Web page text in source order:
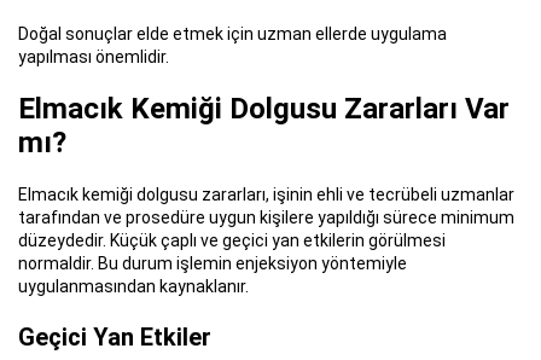
Doğal sonuçlar elde etmek için uzman ellerde uygulama
yapılması önemlidir.
Elmacık Kemiği Dolgusu Zararları Var
mı?
Elmacık kemiği dolgusu zararları, işinin ehli ve tecrübeli uzmanlar
tarafından ve prosedüre uygun kişilere yapıldığı sürece minimum
düzeydedir. Küçük çaplı ve geçici yan etkilerin görülmesi
normaldir. Bu durum işlemin enjeksiyon yöntemiyle
uygulanmasından kaynaklanır.
Geçici Yan Etkiler